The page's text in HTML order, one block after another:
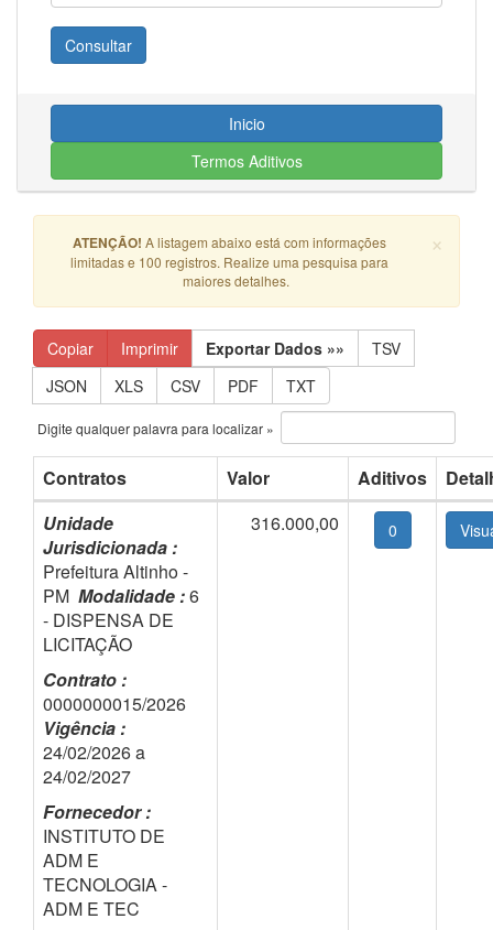
Inicio
Termos Aditivos
×
ATENÇÃO! A listagem abaixo está com informações
limitadas e 100 registros. Realize uma pesquisa para
maiores detalhes.
Copiar Imprimir Exportar Dados »»
TSV
JSON
XLS CSV PDF TXT
Digite qualquer palavra para localizar »
Contratos Valor Aditivos
Unidade
Jurisdicionada :
Prefeitura Altinho -
PM Modalidade :6
- DISPENSA DE
LICITAÇÃO
Contrato :
0000000015/2026
Vigência :
24/02/2026 a
24/02/2027
Fornecedor :
INSTITUTO DE
ADM E
TECNOLOGIA -
ADM E TEC
316.000,00 0